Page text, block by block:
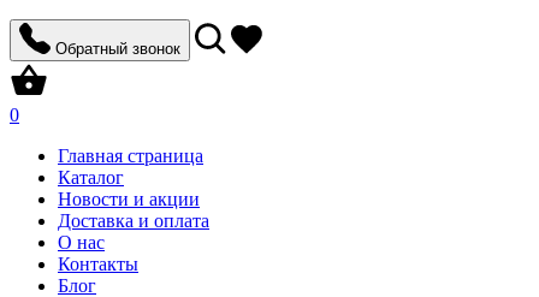
Обратный звонок
0
Главная страница
Каталог
Новости и акции
Доставка и оплата
О нас
Контакты
Блог